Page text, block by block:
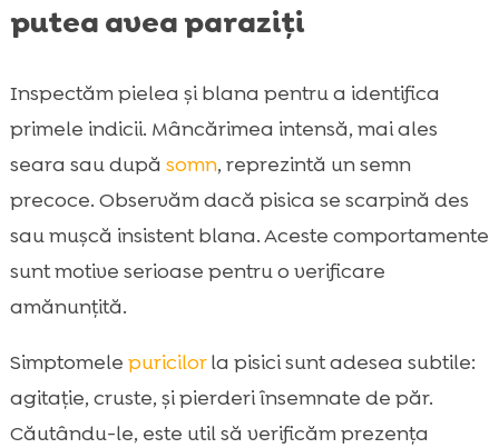
putea avea paraziți
Inspectăm pielea și blana pentru a identifica
primele indicii. Mâncărimea intensă, mai ales
seara sau după somn, reprezintă un semn
precoce. Observăm dacă pisica se scarpină des
sau mușcă insistent blana. Aceste comportamente
sunt motive serioase pentru o verificare
amănunțită.
Simptomele puricilorla pisici sunt adesea subtile:
agitație, cruste, și pierderi însemnate de păr.
Căutându-le, este util să verificăm prezența